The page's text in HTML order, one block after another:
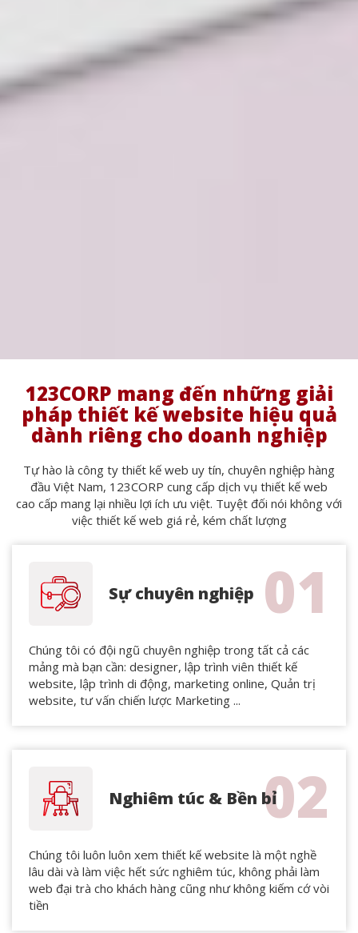
123CORP mang đến những giải
pháp thiết kế website hiệu quả
dành riêng cho doanh nghiệp
Tự hào là công ty thiết kế web uy tín, chuyên nghiệp hàng
đầu Việt Nam, 123CORP cung cấp dịch vụ thiết kế web
cao cấp mang lại nhiều lợi ích ưu việt. Tuyệt đối nói không với
việc thiết kế web giá rẻ, kém chất lượng
Sự chuyên nghiệp 01
Chúng tôi có đội ngũ chuyên nghiệp trong tất cả các
mảng mà bạn cần: designer, lập trình viên thiết kế
website, lập trình di động, marketing online, Quản trị
website, tư vấn chiến lược Marketing ...
Nghiêm túc & Bền bỉ02
Chúng tôi luôn luôn xem thiết kế website là một nghề
lâu dài và làm việc hết sức nghiêm túc, không phải làm
web đại trà cho khách hàng cũng như không kiếm cớ vòi
tiền